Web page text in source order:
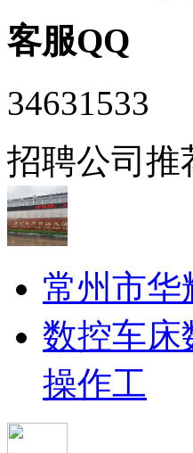
客服QQ
34631533
招聘公司推
常州市华
数控车床
操作工